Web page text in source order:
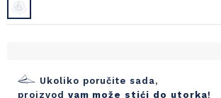
Ukoliko poručite sada,
proizvod vam može stići do utorka!